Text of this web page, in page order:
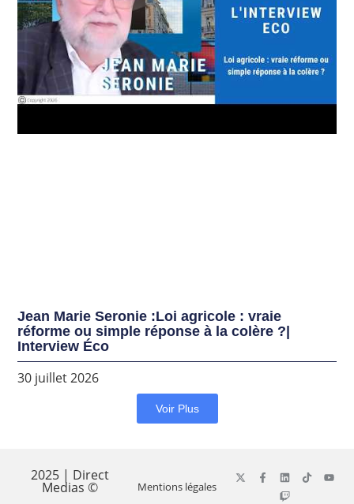
Jean Marie Seronie :Loi agricole : vraie
réforme ou simple réponse à la colère ?|
Interview Éco
30 juillet 2026
Voir Plus
2025 | Direct
Medias © Mentions légales